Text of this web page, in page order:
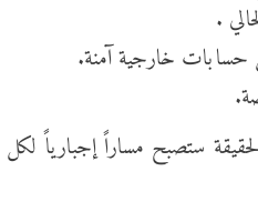
حسابات خارجية آمنة.
الحقيقة ستصبح مساراً